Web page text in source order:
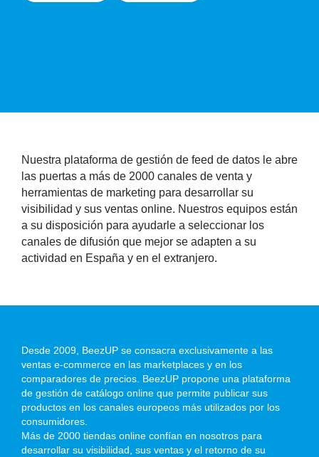
Nuestra plataforma de gestión de feed de datos le abre
las puertas a más de 2000 canales de venta y
herramientas de marketing para desarrollar su
visibilidad y sus ventas online. Nuestros equipos están
a su disposición para ayudarle a seleccionar los
canales de difusión que mejor se adapten a su
actividad en España y en el extranjero.
Desde 2009, BeezUP se consacra exclusivamente a las
ventas e-commerce en las marketplaces y en los
comparadores de precios. BeezUP propone una plataforma
de gestión de catálogo online que permite publicar sus
productos en los canales europeos más utilizados por los
consumidores.
Más de 2000 tiendas online confían en nosotros para
desarrollar su visibilidad, sus ventas y el retorno de su